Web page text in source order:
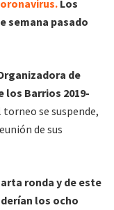
Los
semana pasado
de
los Barrios 2019-
se suspende,
de sus
ronda y de este
los ocho